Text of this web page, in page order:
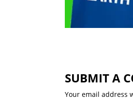
SUBMIT A
Your email address